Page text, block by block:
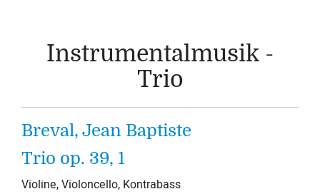
Instrumentalmusik -
Trio
Breval, Jean Baptiste
Trio op. 39, 1
Violine, Violoncello, Kontrabass